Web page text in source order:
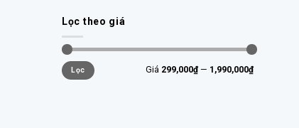
Lọc theo giá
Lọc Giá 299,000₫— 1,990,000₫